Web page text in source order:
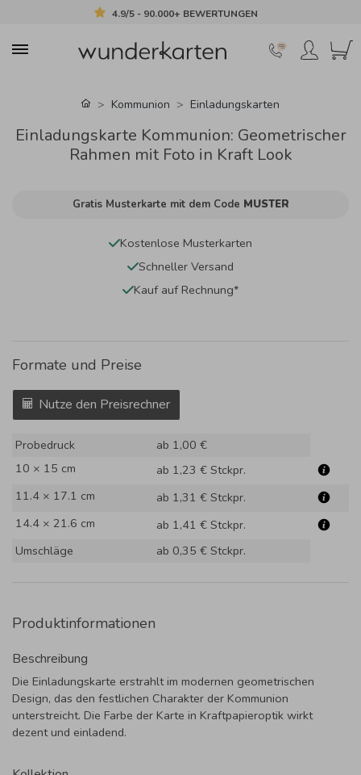
4.9/5 - 90.000+ BEWERTUNGEN
Kommunion Einladungskarten
Einladungskarte Kommunion: Geometrischer
Rahmen mit Foto in Kraft Look
Gratis Musterkarte mit dem Code MUSTER
Kostenlose Musterkarten
Schneller Versand
Kauf auf Rechnung*
Formate und Preise
Nutze den Preisrechner
Probedruck
ab 1,00 €
10 × 15 cm
ab 1,23 € Stckpr.
11.4 × 17.1 cm
ab 1,31 € Stckpr.
14.4 × 21.6 cm
ab 1,41 € Stckpr.
Umschläge
ab 0,35 € Stckpr.
Produktinformationen
Beschreibung
Die Einladungskarte erstrahlt im modernen geometrischen
Design, das den festlichen Charakter der Kommunion
unterstreicht. Die Farbe der Karte in Kraftpapieroptik wirkt
dezent und einladend.